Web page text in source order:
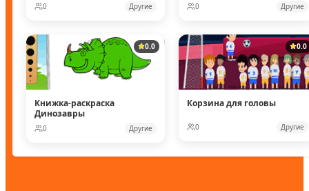
0 Другие 0 Другие
0.0
Книжка-раскраска
Динозавры
0 Другие
0.0
Корзина для головы
0 Другие